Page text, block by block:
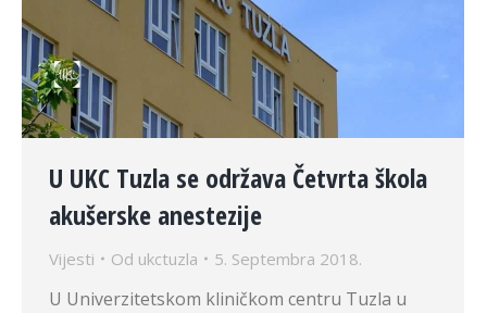
U UKC Tuzla se održava Četvrta škola
akušerske anestezije
Vijesti Od ukctuzla 5. Septembra 2018.
U Univerzitetskom kliničkom centru Tuzla u